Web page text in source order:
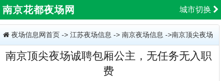
城市切换
南京花都夜场网
夜场信息网首页 -> 江苏夜场信息 -> 南京夜场信息 ->南京顶尖夜场
诚聘包厢公主，无任务无入职费
南京顶尖夜场诚聘包厢公主，无任务无入职
费